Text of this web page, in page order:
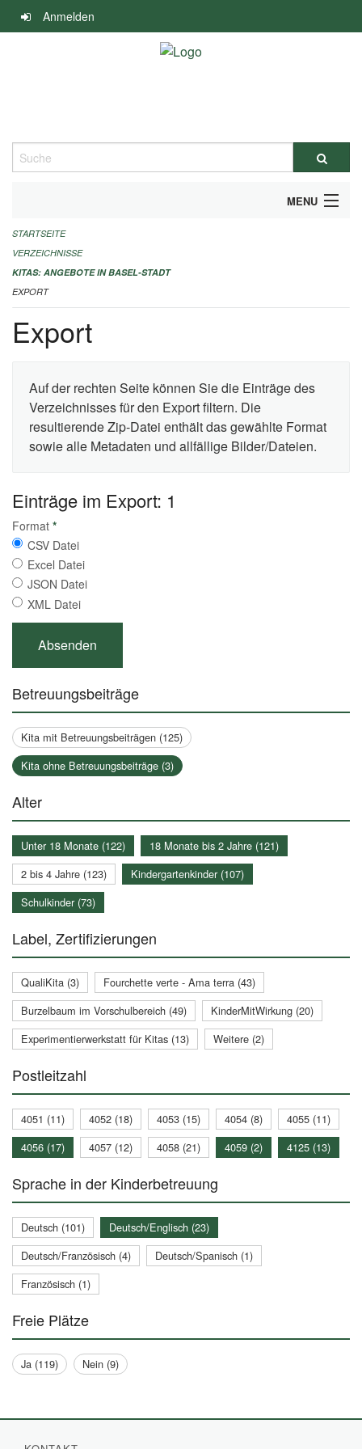
Navigation
überspringen
Anmelden
Suche
MENU
ALLGEMEINE INFORMATIONEN
IMPRESSUM
STARTSEITE
VERZEICHNISSE
KITAS: ANGEBOTE IN BASEL-STADT
EXPORT
Export
Auf der rechten Seite können Sie die Einträge des
Verzeichnisses für den Export filtern. Die
resultierende Zip-Datei enthält das gewählte Format
sowie alle Metadaten und allfällige Bilder/Dateien.
Einträge im Export: 1
Format *
CSV Datei
Excel Datei
JSON Datei
XML Datei
Betreuungsbeiträge
Kita mit Betreuungsbeiträgen (125)
Kita ohne Betreuungsbeiträge (3)
Alter
Unter 18 Monate (122)
18 Monate bis 2 Jahre (121)
2 bis 4 Jahre (123)
Kindergartenkinder (107)
Schulkinder (73)
Label, Zertifizierungen
QualiKita (3)
Fourchette verte - Ama terra (43)
Burzelbaum im Vorschulbereich (49)
KinderMitWirkung (20)
Experimentierwerkstatt für Kitas (13)
Weitere (2)
Postleitzahl
4051 (11) 4052 (18) 4053 (15) 4054 (8)
4055 (11)
4056 (17)
4057 (12) 4058 (21) 4059 (2) 4125 (13)
Sprache in der Kinderbetreuung
Deutsch (101)
Deutsch/Englisch (23)
Deutsch/Französisch (4)
Deutsch/Spanisch (1)
Französisch (1)
Freie Plätze
Ja (119) Nein (9)